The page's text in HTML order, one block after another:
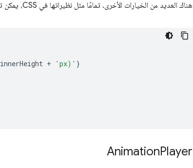
هناك العديد من الخيارات الأخرى. تمامًا مثل نظيراتها في CSS، يمكن تأخير "الرسومات المتحركة على الويب" وتكرار عرضها:
innerHeight + 'px)' }
AnimationPlayer